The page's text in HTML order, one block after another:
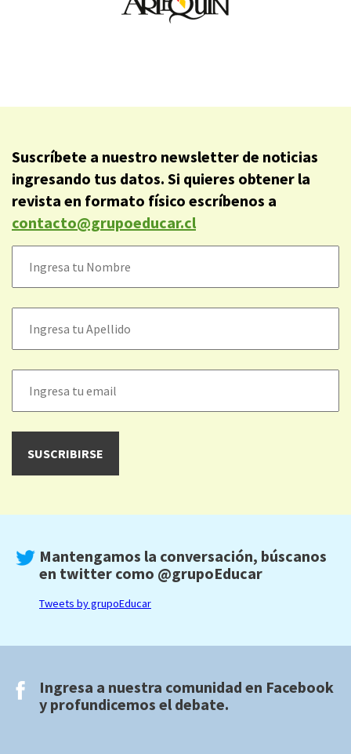
Suscríbete a nuestro newsletter de noticias
ingresando tus datos. Si quieres obtener la
revista en formato físico escríbenos a
contacto@grupoeducar.cl
Mantengamos la conversación, búscanos
en twitter como @grupoEducar
Tweets by grupoEducar
Ingresa a nuestra comunidad en Facebook
y profundicemos el debate.